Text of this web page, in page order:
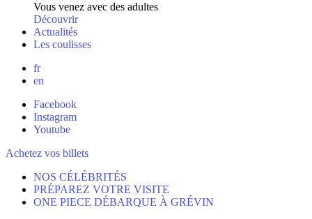
Vous venez avec des adultes
Découvrir
Actualités
Les coulisses
fr
en
Facebook
Instagram
Youtube
Achetez vos billets
NOS CÉLÉBRITÉS
PRÉPAREZ VOTRE VISITE
ONE PIECE DÉBARQUE À GRÉVIN